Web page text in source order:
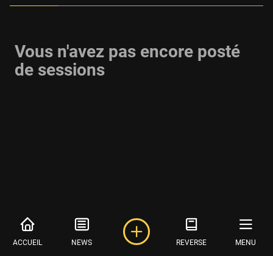
ACCUEIL NEWS REVERSE MENU
Vous n'avez pas encore posté
de sessions